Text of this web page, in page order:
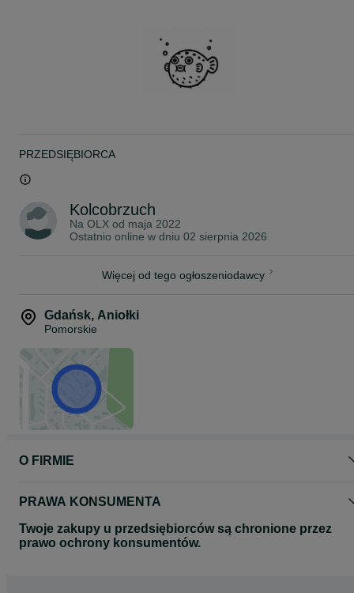
Twoje zamówienie dotrze do Ciebie bezpiecznie, ponieważ:
Rybki pakujemy w podwójne worki wypełnione czystym tlenem z
Przesyłki dostarczamy kurierem na terenie całej Polski, w pełnej
zgodności z obowiązującymi przepisami prawa.
Posiadamy wymagane uprawnienia oraz zawartą umowę, które
umożliwiają nam legalny przewóz żywych zwierząt.
Koszt wysyłki:
PRZEDSIĘBIORCA
Kolcobrzuch
Na OLX od maja 2022
Ostatnio online w dniu 02 sierpnia 2026
Więcej od tego ogłoszeniodawcy
Gdańsk, Aniołki
Pomorskie
O FIRMIE
PRAWA KONSUMENTA
Twoje zakupy u przedsiębiorców są chronione przez
prawo ochrony konsumentów.